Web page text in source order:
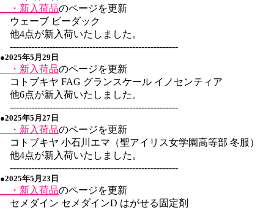
・新入荷品のページを更新
ウェーブ ビーダック
他4点が新入荷いたしました。
-------------------------------------------------------
●2025年5月29日
・新入荷品のページを更新
コトブキヤ FAG グランスケール イノセンティア
他6点が新入荷いたしました。
-------------------------------------------------------
●2025年5月27日
・新入荷品のページを更新
コトブキヤ 小石川エマ（聖アイリス女学園高等部 冬服）
他4点が新入荷いたしました。
-------------------------------------------------------
●2025年5月23日
・新入荷品のページを更新
セメダイン セメダインD はがせる固定剤